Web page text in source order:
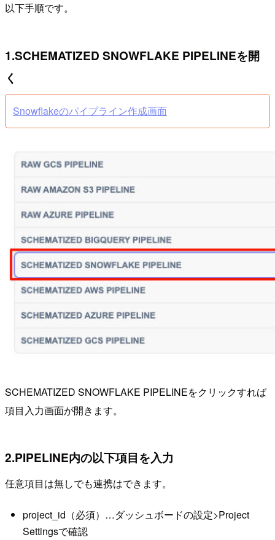
以下手順です。
1.SCHEMATIZED SNOWFLAKE PIPELINEを開
く
Snowflakeのパイプライン作成画面
SCHEMATIZED SNOWFLAKE PIPELINEをクリックすれば
項目入力画面が開きます。
2.PIPELINE内の以下項目を入力
任意項目は無しでも連携はできます。
project_id（必須）…ダッシュボードの設定>Project
Settingsで確認